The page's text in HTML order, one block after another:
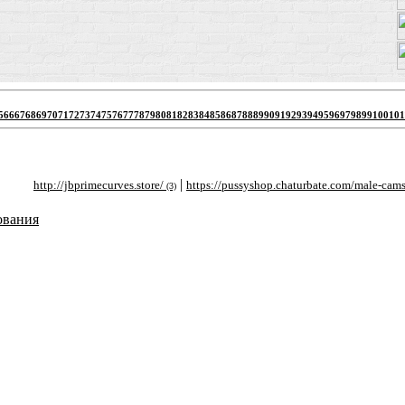
66676869707172737475767778798081828384858687888990919293949596979899100101
http://jbprimecurves.store/(3)|https://pussyshop.chaturbate.com/male-cams/(2)|